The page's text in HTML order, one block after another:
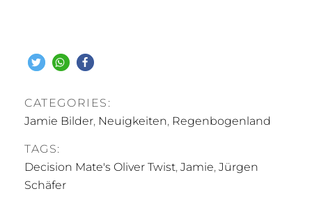
CATEGORIES:
Jamie Bilder, Neuigkeiten, Regenbogenland
TAGS:
Decision Mate's Oliver Twist, Jamie, Jürgen
Schäfer